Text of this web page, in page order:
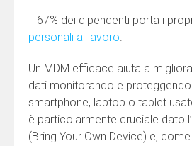
Il 67% dei dipendenti porta i
personali al lavoro.
Un MDM efficace aiuta a
dati monitorando e
smartphone, laptop o tablet
è particolarmente cruciale dato
(Bring Your Own Device) e,